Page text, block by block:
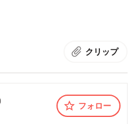
クリップ
）
フォロー